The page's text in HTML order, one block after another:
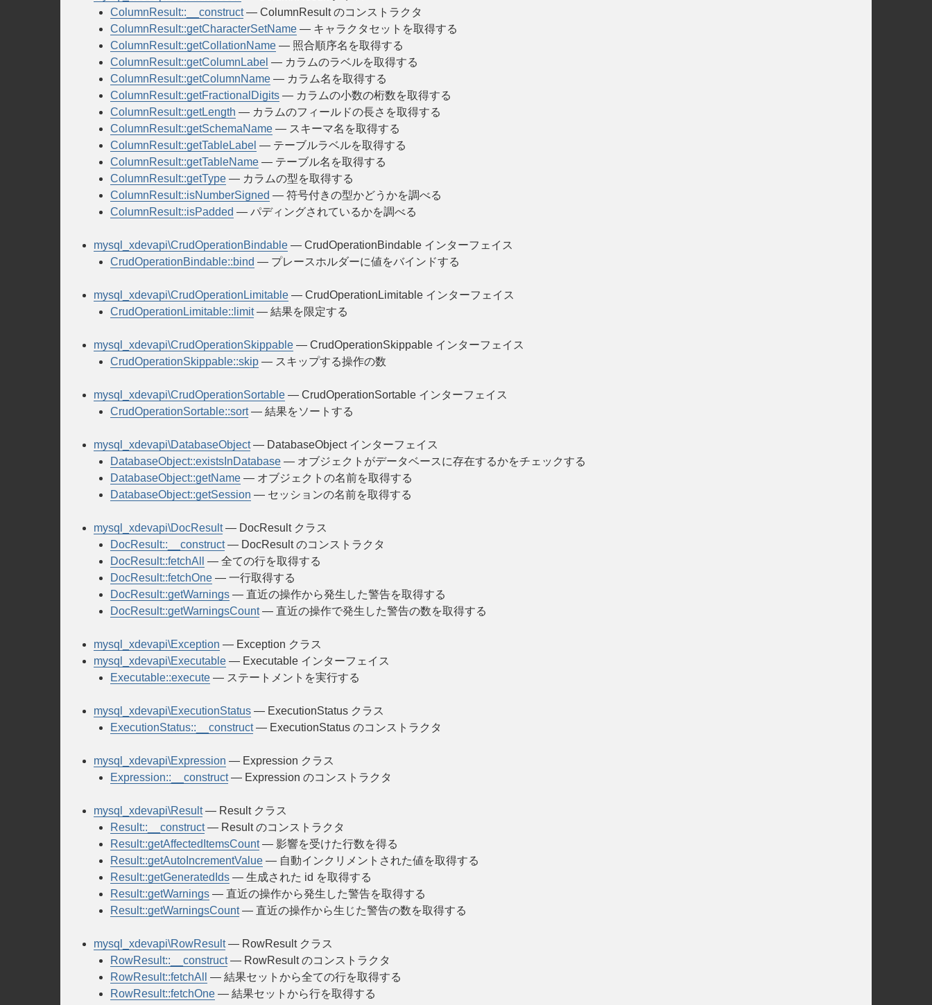
ColumnResult::__construct— ColumnResult のコンストラクタ
ColumnResult::getCharacterSetName — キャラクタセットを取得する
ColumnResult::getCollationName — 照合順序名を取得する
ColumnResult::getColumnLabel — カラムのラベルを取得する
ColumnResult::getColumnName — カラム名を取得する
ColumnResult::getFractionalDigits — カラムの小数の桁数を取得する
ColumnResult::getLength — カラムのフィールドの長さを取得する
ColumnResult::getSchemaName — スキーマ名を取得する
ColumnResult::getTableLabel — テーブルラベルを取得する
ColumnResult::getTableName — テーブル名を取得する
ColumnResult::getType — カラムの型を取得する
ColumnResult::isNumberSigned — 符号付きの型かどうかを調べる
ColumnResult::isPadded — パディングされているかを調べる
mysql_xdevapi\CrudOperationBindable — CrudOperationBindable インターフェイス
CrudOperationBindable::bind — プレースホルダーに値をバインドする
mysql_xdevapi\CrudOperationLimitable — CrudOperationLimitable インターフェイス
CrudOperationLimitable::limit— 結果を限定する
mysql_xdevapi\CrudOperationSkippable — CrudOperationSkippable インターフェイス
CrudOperationSkippable::skip — スキップする操作の数
mysql_xdevapi\CrudOperationSortable — CrudOperationSortable インターフェイス
CrudOperationSortable::sort— 結果をソートする
mysql_xdevapi\DatabaseObject— DatabaseObject インターフェイス
DatabaseObject::existsInDatabase — オブジェクトがデータベースに存在するかをチェックする
DatabaseObject::getName — オブジェクトの名前を取得する
DatabaseObject::getSession — セッションの名前を取得する
mysql_xdevapi\DocResult— DocResult クラス
DocResult::__construct— DocResult のコンストラクタ
DocResult::fetchAll
— 全ての行を取得する
DocResult::fetchOne — 一行取得する
DocResult::getWarnings — 直近の操作から発生した警告を取得する
DocResult::getWarningsCount— 直近の操作で発生した警告の数を取得する
mysql_xdevapi\Exception — Exception クラス
mysql_xdevapi\Executable — Executable インターフェイス
Executable::execute — ステートメントを実行する
mysql_xdevapi\ExecutionStatus — ExecutionStatus クラス
ExecutionStatus::__construct— ExecutionStatus のコンストラクタ
mysql_xdevapi\Expression — Expression クラス
Expression::__construct— Expression のコンストラクタ
mysql_xdevapi\Result— Result クラス
Result::__construct— Result のコンストラクタ
Result::getAffectedItemsCount— 影響を受けた行数を得る
Result::getAutoIncrementValue — 自動インクリメントされた値を取得する
Result::getGeneratedIds — 生成された id を取得する
Result::getWarnings — 直近の操作から発生した警告を取得する
Result::getWarningsCount— 直近の操作から生じた警告の数を取得する
mysql_xdevapi\RowResult— RowResult クラス
RowResult::__construct— RowResult のコンストラクタ
RowResult::fetchAll
— 結果セットから全ての行を取得する
RowResult::fetchOne — 結果セットから行を取得する